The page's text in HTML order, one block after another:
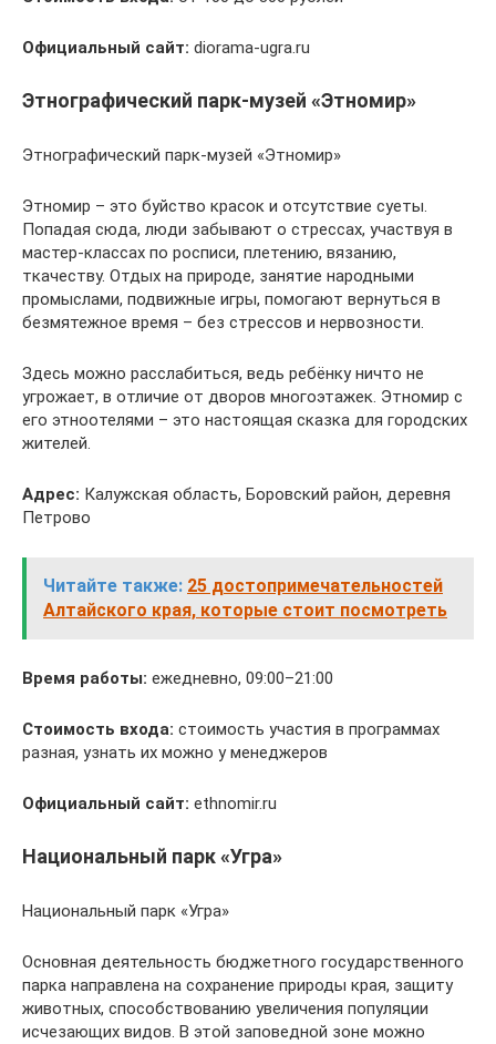
Официальный сайт: diorama-ugra.ru
Этнографический парк-музей «Этномир»
Этнографический парк-музей «Этномир»
Этномир – это буйство красок и отсутствие суеты.
Попадая сюда, люди забывают о стрессах, участвуя в
мастер-классах по росписи, плетению, вязанию,
ткачеству. Отдых на природе, занятие народными
промыслами, подвижные игры, помогают вернуться в
безмятежное время – без стрессов и нервозности.
Здесь можно расслабиться, ведь ребёнку ничто не
угрожает, в отличие от дворов многоэтажек. Этномир с
его этноотелями – это настоящая сказка для городских
жителей.
Адрес: Калужская область, Боровский район, деревня
Петрово
Читайте также: 25 достопримечательностей
Алтайского края, которые стоит посмотреть
Время работы: ежедневно, 09:00–21:00
Стоимость входа: стоимость участия в программах
разная, узнать их можно у менеджеров
Официальный сайт: ethnomir.ru
Национальный парк «Угра»
Национальный парк «Угра»
Основная деятельность бюджетного государственного
парка направлена на сохранение природы края, защиту
животных, способствованию увеличения популяции
исчезающих видов. В этой заповедной зоне можно